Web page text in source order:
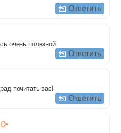
Ответить
очень полезной.
Ответить
почитать вас!
Ответить